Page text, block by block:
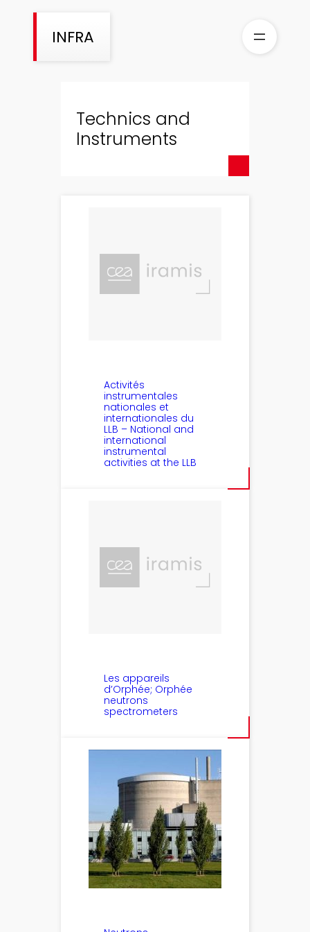
INFRA
Technics and
Instruments
Activités
instrumentales
nationales et
internationales du
LLB – National and
international
instrumental
activities at the LLB
Les appareils
d’Orphée; Orphée
neutrons
spectrometers